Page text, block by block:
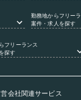
勤務地からフリー
案件・求人を探す
フリーランス
探す
会社関連サービス